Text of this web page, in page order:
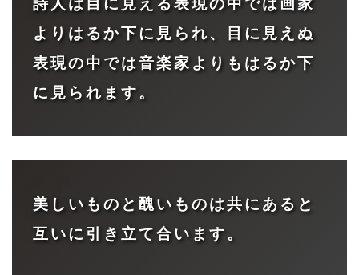
詩人は目に見える表現の中では画家
よりはるか下に見られ、目に見えぬ
表現の中では音楽家よりもはるか下
に見られます。
美しいものと醜いものは共にあると
互いに引き立て合います。